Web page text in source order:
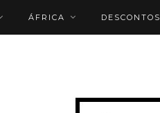
ÁFRICA DESCONTOS